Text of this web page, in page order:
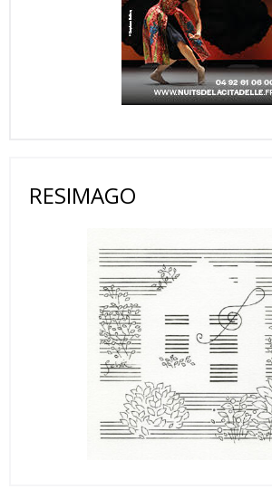
RESIMAGO